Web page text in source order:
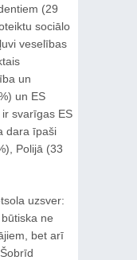
(29
sociālo
veselības
un
un ES
svarīgas ES
dara īpaši
Polijā (33
uzsver:
ne
bet arī